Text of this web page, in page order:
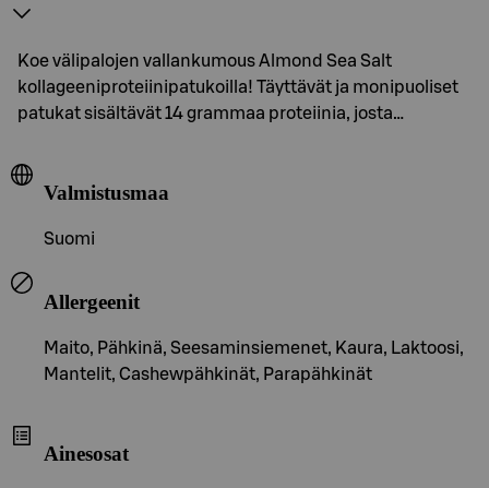
Koe välipalojen vallankumous Almond Sea Salt
kollageeniproteiinipatukoilla! Täyttävät ja monipuoliset
patukat sisältävät 14 grammaa proteiinia, josta…
Valmistusmaa
Suomi
Allergeenit
Maito, Pähkinä, Seesaminsiemenet, Kaura, Laktoosi,
Mantelit, Cashewpähkinät, Parapähkinät
Ainesosat